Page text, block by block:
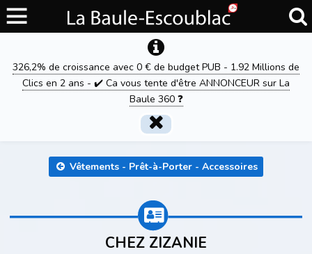
326,2% de croissance avec 0 € de budget PUB - 1.92 Millions de
Clics en 2 ans - ✔️ Ca vous tente d'être ANNONCEUR sur La
Baule 360 ❓
Vêtements - Prêt-à-Porter - Accessoires
CHEZ ZIZANIE